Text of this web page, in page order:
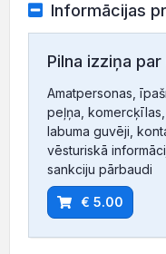
Informācijas
Pilna izziņa
Amatpersonas,
peļņa,
labuma guvēji,
vēsturiskā
sankciju pārbaudi
€ 5.00